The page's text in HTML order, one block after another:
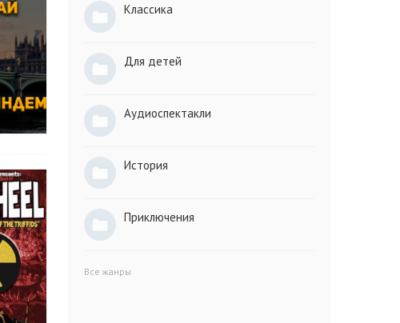
Классика
Для детей
Аудиоспектакли
История
Приключения
Все жанры